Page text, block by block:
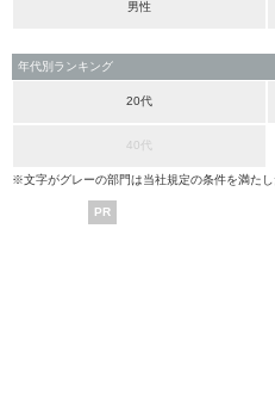
男性
年代別ランキング
20代
40代
※文字がグレーの部門は当社規定の条件を満た
PR